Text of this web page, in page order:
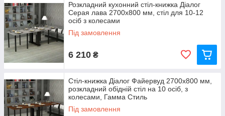
Розкладний кухонний стіл-книжка Діалог
Серая лава 2700х800 мм, стіл для 10-12
осіб з колесами
Під замовлення
6 210 ₴
Стіл-книжка Діалог Файервуд 2700х800 мм,
розкладний обідній стіл на 10 осіб, з
колесами, Гамма Стиль
Під замовлення